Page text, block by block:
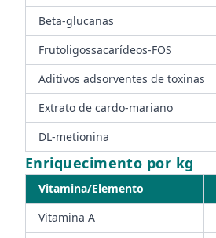
Beta-glucanas
Frutoligossacarídeos-FOS
Aditivos adsorventes de toxinas
Extrato de cardo-mariano
DL-metionina
Enriquecimento por kg
Vitamina/Elemento
Vitamina A